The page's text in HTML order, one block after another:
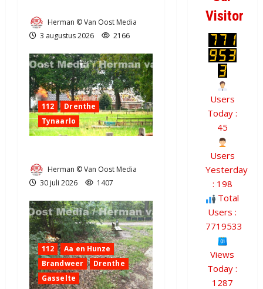
Herman © Van Oost Media
3 augustus 2026
2166
112
Drenthe
Tynaarlo
Herman © Van Oost Media
30 juli 2026
1407
112
Aa en Hunze
Brandweer
Drenthe
Gasselte
Visitor
Users
Today :
45
Users
Yesterday
: 198
Total
Users :
7719533
Views
Today :
1287